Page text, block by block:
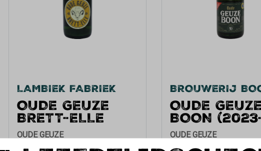
LAMBIEK FABRIEK
OUDE GEUZE
BRETT-ELLE
OUDE GEUZE
BROUWERIJ
OUDE GEUZE
BOON
2024)
OUDE GEUZE